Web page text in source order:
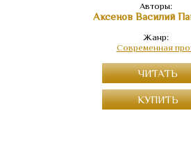
Авторы:
Аксенов Василий
Жанр:
Современная
ЧИТАТЬ
КУПИТЬ